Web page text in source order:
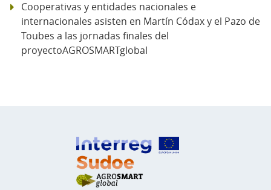
Cooperativas y entidades nacionales e
internacionales asisten en Martín Códax y el Pazo de
Toubes a las jornadas finales del
proyectoAGROSMARTglobal